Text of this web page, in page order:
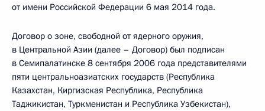
от имени Российской Федерации 6 мая 2014 года.
Договор о зоне, свободной от ядерного оружия,
в Центральной Азии (далее – Договор) был подписан
в Семипалатинске 8 сентября 2006 года представителями
пяти центральноазиатских государств (Республика
Казахстан, Киргизская Республика, Республика
Таджикистан, Туркменистан и Республика Узбекистан),